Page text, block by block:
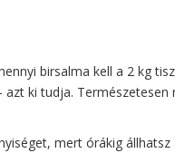
birsalma kell a 2 kg
azt ki tudja.
mert órákig